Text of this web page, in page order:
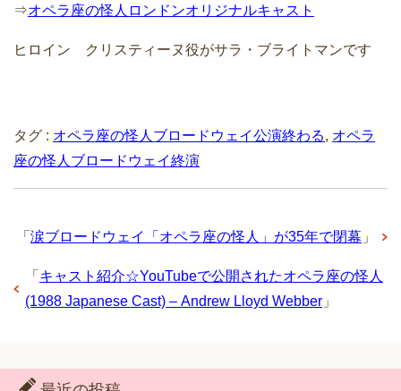
⇒オペラ座の怪人ロンドンオリジナルキャスト
ヒロイン クリスティーヌ役がサラ・ブライトマンです
タグ : オペラ座の怪人ブロードウェイ公演終わる, オペラ
座の怪人ブロードウェイ終演
「 涙ブロードウェイ「オペラ座の怪人」が35年で閉幕 」
「 キャスト紹介☆YouTubeで公開されたオペラ座の怪人
(1988 Japanese Cast) – Andrew Lloyd Webber 」